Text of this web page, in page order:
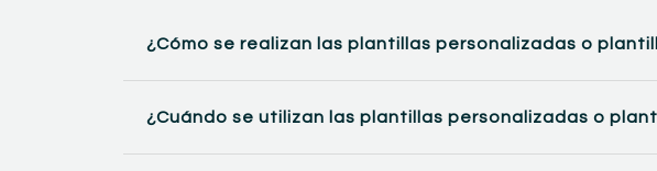
¿Cómo se realizan las plantillas personalizadas o
¿Cuándo se utilizan las plantillas personalizadas o